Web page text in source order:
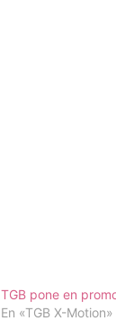
TGB pone en
En «TGB X-Motion»